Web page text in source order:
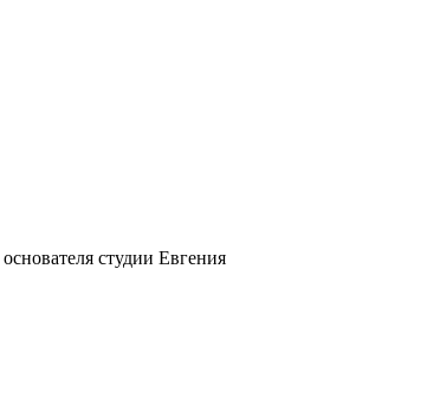
основателя студии Евгения